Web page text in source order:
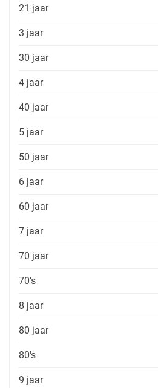
21 jaar
3 jaar
30 jaar
4 jaar
40 jaar
5 jaar
50 jaar
6 jaar
60 jaar
7 jaar
70 jaar
70's
8 jaar
80 jaar
80's
9 jaar